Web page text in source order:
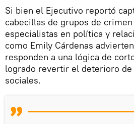
Si bien el Ejecutivo reportó
cabecillas de grupos de crimen
especialistas en política y
como Emily Cárdenas
responden a una lógica de
logrado revertir el deterioro
sociales.